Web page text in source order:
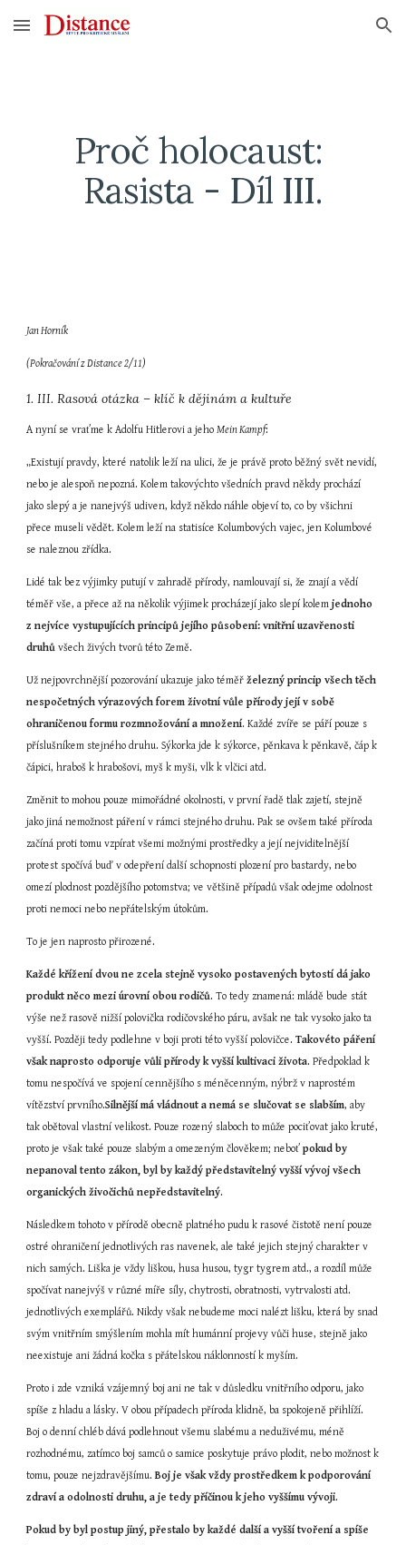
Skip to main content Skip to navigation
Proč holocaust:
Rasista - Díl III.
Jan Horník
(Pokračování z Distance 2/11)
1. III. Rasová otázka – klíč k dějinám a kultuře
A nyní se vraťme k Adolfu Hitlerovi a jeho Mein Kampf:
„Existují pravdy, které natolik leží na ulici, že je právě proto běžný svět nevidí,
nebo je alespoň nepozná. Kolem takovýchto všedních pravd někdy prochází
jako slepý a je nanejvýš udiven, když někdo náhle objeví to, co by všichni
přece museli vědět. Kolem leží na statisíce Kolumbových vajec, jen Kolumbové
se naleznou zřídka.
Lidé tak bez výjimky putují v zahradě přírody, namlouvají si, že znají a vědí
téměř vše, a přece až na několik výjimek procházejí jako slepí kolem jednoho
z nejvíce vystupujících principů jejího působení: vnitřní uzavřenosti
druhů všech živých tvorů této Země.
Už nejpovrchnější pozorování ukazuje jako téměř železný princip všech těch
nespočetných výrazových forem životní vůle přírody její v sobě
ohraničenou formu rozmnožování a množení. Každé zvíře se páří pouze s
příslušníkem stejného druhu. Sýkorka jde k sýkorce, pěnkava k pěnkavě, čáp k
čápici, hraboš k hrabošovi, myš k myši, vlk k vlčici atd.
Změnit to mohou pouze mimořádné okolnosti, v první řadě tlak zajetí, stejně
jako jiná nemožnost páření v rámci stejného druhu. Pak se ovšem také příroda
začíná proti tomu vzpírat všemi možnými prostředky a její nejviditelnější
protest spočívá buď v odepření další schopnosti plození pro bastardy, nebo
omezí plodnost pozdějšího potomstva; ve většině případů však odejme odolnost
proti nemoci nebo nepřátelským útokům.
To je jen naprosto přirozené.
Každé křížení dvou ne zcela stejně vysoko postavených bytostí dá jako
produkt něco mezi úrovní obou rodičů. To tedy znamená: mládě bude stát
výše než rasově nižší polovička rodičovského páru, avšak ne tak vysoko jako ta
vyšší. Později tedy podlehne v boji proti této vyšší polovičce. Takovéto páření
však naprosto odporuje vůli přírody k vyšší kultivaci života. Předpoklad k
tomu nespočívá ve spojení cennějšího s méněcenným, nýbrž v naprostém
vítězství prvního.Silnější má vládnout a nemá se slučovat se slabším, aby
tak obětoval vlastní velikost. Pouze rozený slaboch to může pociťovat jako kruté,
proto je však také pouze slabým a omezeným člověkem; neboť pokud by
nepanoval tento zákon, byl by každý představitelný vyšší vývoj všech
organických živočichů nepředstavitelný.
Následkem tohoto v přírodě obecně platného pudu k rasové čistotě není pouze
ostré ohraničení jednotlivých ras navenek, ale také jejich stejný charakter v
nich samých. Liška je vždy liškou, husa husou, tygr tygrem atd., a rozdíl může
spočívat nanejvýš v různé míře síly, chytrosti, obratnosti, vytrvalosti atd.
jednotlivých exemplářů. Nikdy však nebudeme moci nalézt lišku, která by snad
svým vnitřním smýšlením mohla mít humánní projevy vůči huse, stejně jako
neexistuje ani žádná kočka s přátelskou náklonností k myším.
Proto i zde vzniká vzájemný boj ani ne tak v důsledku vnitřního odporu, jako
spíše z hladu a lásky. V obou případech příroda klidně, ba spokojeně přihlíží.
Boj o denní chléb dává podlehnout všemu slabému a neduživému, méně
rozhodnému, zatímco boj samců o samice poskytuje právo plodit, nebo možnost k
tomu, pouze nejzdravějšímu. Boj je však vždy prostředkem k podporování
zdraví a odolnosti druhu, a je tedy příčinou k jeho vyššímu vývoji.
Pokud by byl postup jiný, přestalo by každé další a vyšší tvoření a spíše